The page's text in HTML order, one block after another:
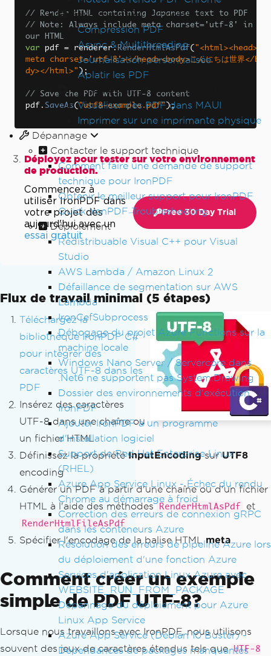
Performance et compression
Compression PDF
Async & Multithreading
Journalisation personnalisée
Aplatir les PDF
Visualisation et impression de PDFs
Visualiser des PDF dans MAUI
Imprimer sur une imprimante physique
Dépannage
Contacter le support technique
Comment faire une demande de support
technique pour IronPDF
Obtenir le meilleur support pour IronPDF
Quick IronPDF Troubleshooting
Déploiement
Redistribuable Visual C++ pour Visual
Studio
AWS Lambda / Amazon Linux 2
Défaillance de segmentation sur AWS
Lambda
IronCefSubprocess
Débogage du projet Azure Functions sur la
machine locale
Windows Nano Server / Servercore dans
.Net6 ne supportent pas System.Drawing
Dossier des environnements d'exécution
IronPDF
Ajouter IronPDF à un programme
d'installation logiciel
Support de Red Hat Enterprise Linux
(RHEL)
Azure App Service Linux - Échec du rendu
Chrome au démarrage à froid
Correction des erreurs de connexion gRPC
dans les conteneurs Azure
Résolution des erreurs de pipeline Azure lors
du déploiement d'une fonction Azure
Services d'application Linux Azure avec
WEBSITE_RUN_FROM_PACKAGE
Dépannage du déploiement pour Azure
Linux App Service
Azure App Service (Debian 10 Buster) -
Dépendances de packages manquantes
// Render HTML containing Japanese text to PDF
// Note: Always include meta charset='utf-8' in y
our HTML
var pdf = renderer. RenderHtmlAsPdf( "<html><head><
meta charset='utf-8'></head><body>こんにちは世界</bo
dy></html>" );
// Save the PDF with UTF-8 content
pdf . SaveAs("utf8-example.pdf" );
Déployez pour tester sur votre environnement
de production.
Commencez à
utiliser IronPDF dans
votre projet dès
aujourd'hui avec un
essai gratuit
Free 30 Day Trial
Flux de travail minimal (5 étapes)
Téléchargez la
bibliothèque IronPDF C#
pour intégrer des
caractères UTF-8 dans les
PDF
Insérez des caractères
UTF-8 dans une chaîne ou
un fichier HTML
Définissez la propriétéInputEncodingsurUTF8
encoding
Générer un PDF à partir d'une chaîne ou d'un fichier
HTML à l'aide des méthodes RenderHtmlAsPdf et
RenderHtmlFileAsPdf
Spécifier l'encodage de la balise HTMLmeta
Comment créer un exemple
simple de PDF UTF-8?
Lorsque nous travaillons avec IronPDF, nous utilisons
souvent des jeux de caractères étendus tels que UTF-8